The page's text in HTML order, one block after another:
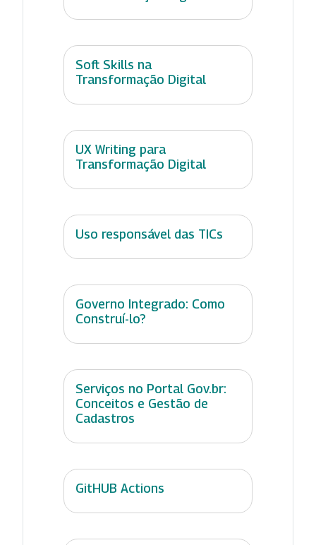
Soft Skills na
Transformação Digital
UX Writing para
Transformação Digital
Uso responsável das TICs
Governo Integrado: Como
Construí-lo?
Serviços no Portal Gov.br:
Conceitos e Gestão de
Cadastros
GitHUB Actions